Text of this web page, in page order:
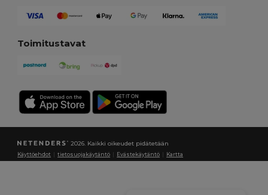
Toimitustavat
2026. Kaikki oikeudet pidätetään
Käyttöehdot |tietosuojakäytäntö Evästekäytäntö Kartta